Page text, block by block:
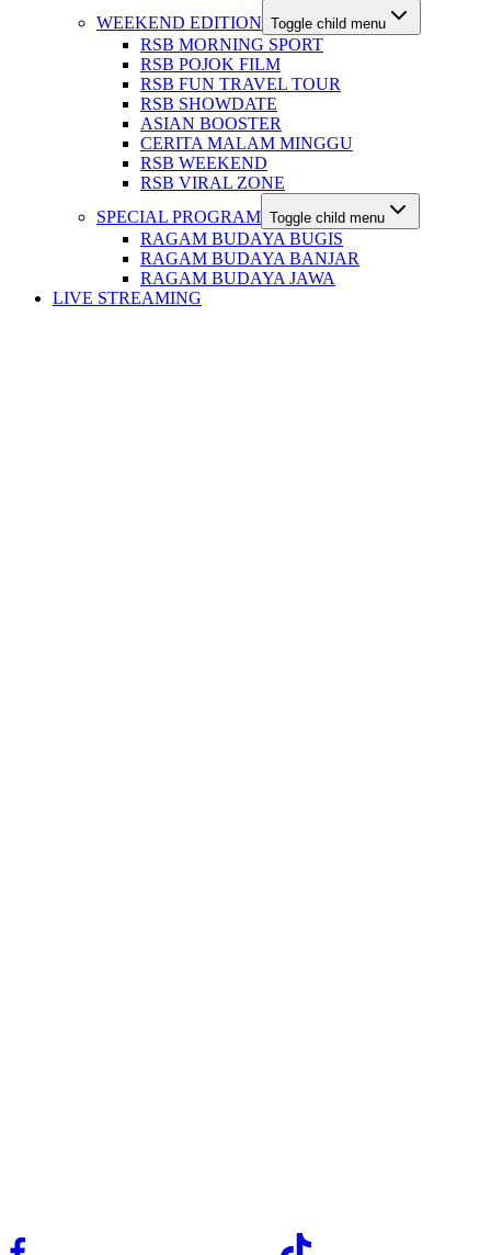
WEEKEND EDITION Toggle child menu
RSB MORNING SPORT
RSB POJOK FILM
RSB FUN TRAVEL TOUR
RSB SHOWDATE
ASIAN BOOSTER
CERITA MALAM MINGGU
RSB WEEKEND
RSB VIRAL ZONE
SPECIAL PROGRAM Toggle child menu
RAGAM BUDAYA BUGIS
RAGAM BUDAYA BANJAR
RAGAM BUDAYA JAWA
LIVE STREAMING